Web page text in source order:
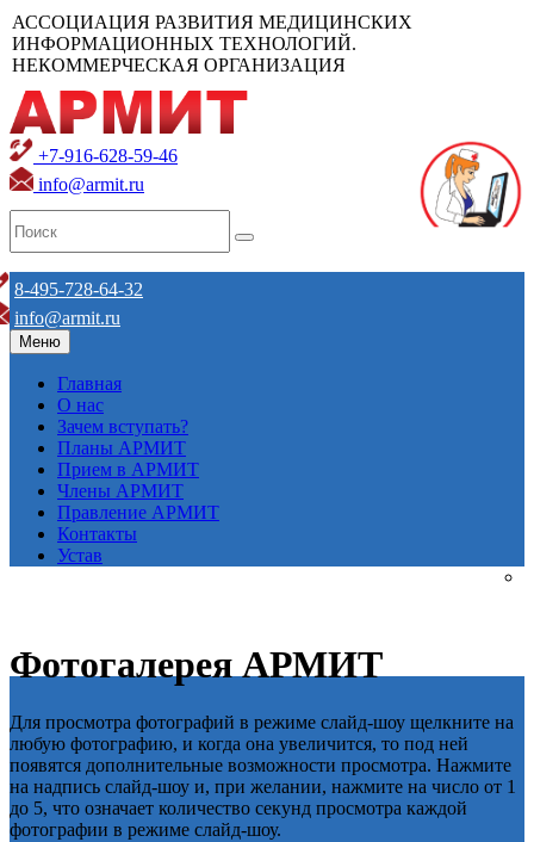
АССОЦИАЦИЯ РАЗВИТИЯ МЕДИЦИНСКИХ
ИНФОРМАЦИОННЫХ ТЕХНОЛОГИЙ.
НЕКОММЕРЧЕСКАЯ ОРГАНИЗАЦИЯ
+7-916-628-59-46
info@armit.ru
8-495-728-64-32
info@armit.ru
Меню
Главная
О нас
Зачем вступать?
Планы АРМИТ
Прием в АРМИТ
Члены АРМИТ
Правление АРМИТ
Контакты
Устав
Фотогалерея АРМИТ
Для просмотра фотографий в режиме слайд-шоу щелкните на
любую фотографию, и когда она увеличится, то под ней
появятся дополнительные возможности просмотра. Нажмите
на надпись слайд-шоу и, при желании, нажмите на число от 1
до 5, что означает количество секунд просмотра каждой
фотографии в режиме слайд-шоу.